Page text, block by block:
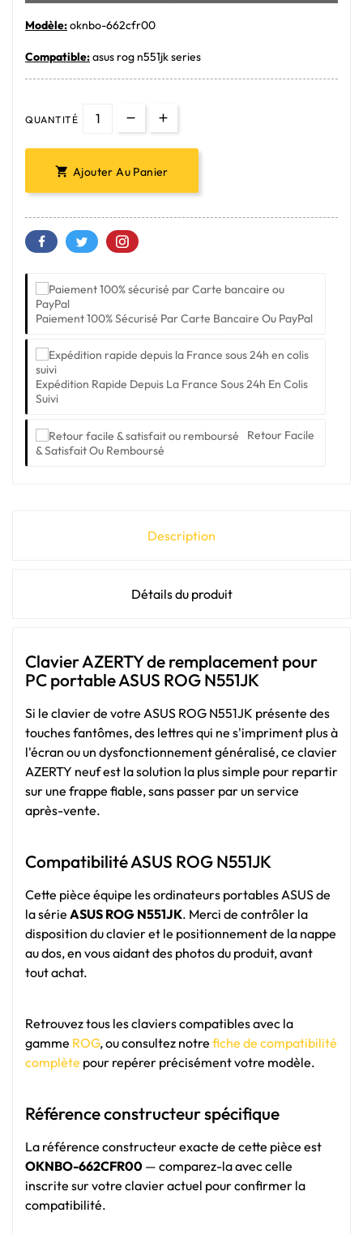
Modèle:oknbo-662cfr00
Compatible:asus rog n551jk series
QUANTITÉ
 Ajouter Au Panier
Paiement 100% Sécurisé Par Carte Bancaire Ou PayPal
Expédition Rapide Depuis La France Sous 24h En Colis
Suivi
Retour Facile
& Satisfait Ou Remboursé
Description
Détails du produit
Clavier AZERTY de remplacement pour
PC portable ASUS ROG N551JK
Si le clavier de votre ASUS ROG N551JK présente des
touches fantômes, des lettres qui ne s'impriment plus à
l'écran ou un dysfonctionnement généralisé, ce clavier
AZERTY neuf est la solution la plus simple pour repartir
sur une frappe fiable, sans passer par un service
après-vente.
Compatibilité ASUS ROG N551JK
Cette pièce équipe les ordinateurs portables ASUS de
la série ASUS ROG N551JK. Merci de contrôler la
disposition du clavier et le positionnement de la nappe
au dos, en vous aidant des photos du produit, avant
tout achat.
Retrouvez tous les claviers compatibles avec la
gamme ROG, ou consultez notre fiche de compatibilité
complète pour repérer précisément votre modèle.
Référence constructeur spécifique
La référence constructeur exacte de cette pièce est
OKNBO-662CFR00 — comparez-la avec celle
inscrite sur votre clavier actuel pour confirmer la
compatibilité.